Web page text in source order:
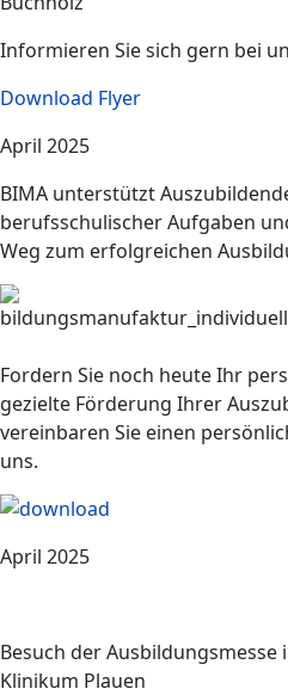
Informieren Sie sich gern bei
Download Flyer
April 2025
BIMA unterstützt
berufsschulischer Aufgaben
Weg zum erfolgreichen
Fordern Sie noch heute Ihr
gezielte Förderung Ihrer
vereinbaren Sie einen
uns.
April 2025
Besuch der Ausbildungsmesse
Klinikum Plauen